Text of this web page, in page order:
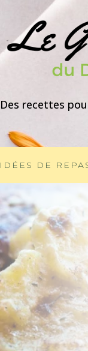
Des recettes
IDÉES DE